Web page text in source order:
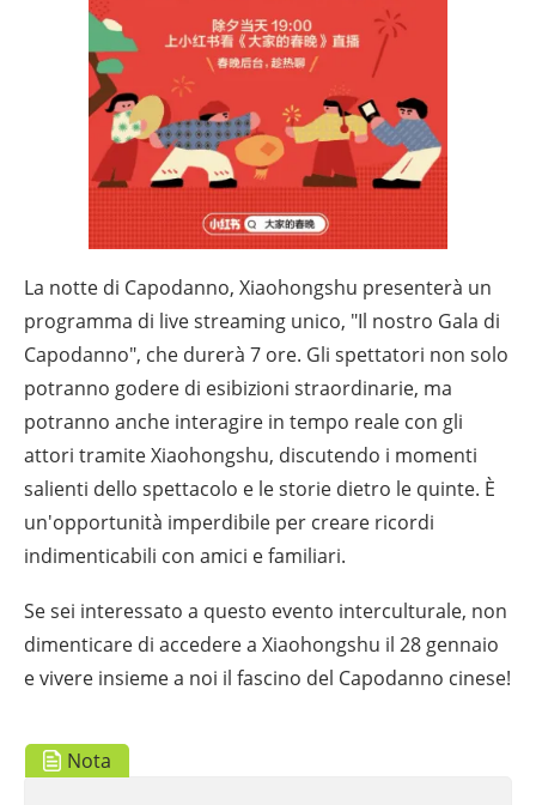
La notte di Capodanno, Xiaohongshu presenterà un
programma di live streaming unico, "Il nostro Gala di
Capodanno", che durerà 7 ore. Gli spettatori non solo
potranno godere di esibizioni straordinarie, ma
potranno anche interagire in tempo reale con gli
attori tramite Xiaohongshu, discutendo i momenti
salienti dello spettacolo e le storie dietro le quinte. È
un'opportunità imperdibile per creare ricordi
indimenticabili con amici e familiari.
Se sei interessato a questo evento interculturale, non
dimenticare di accedere a Xiaohongshu il 28 gennaio
e vivere insieme a noi il fascino del Capodanno cinese!
Nota